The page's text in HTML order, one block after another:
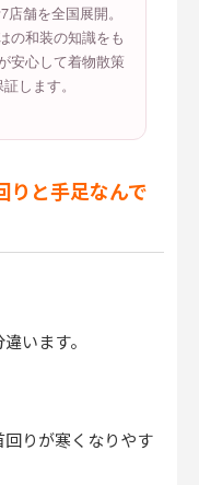
舗を全国展開。
の和装の知識をも
安心して着物散策
します。
りと手足なんで
います。
りが寒くなりやす